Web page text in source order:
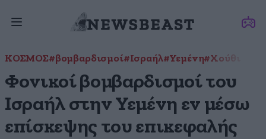
ΚΟΣΜΟΣ#βομβαρδισμοί#Ισραήλ#Υεμένη#Χούθι
Φονικοί βομβαρδισμοί του
Ισραήλ στην Υεμένη εν μέσω
επίσκεψης του επικεφαλής